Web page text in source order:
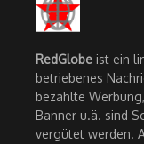
RedGlobe ist ein
betriebenes
bezahlte
Banner u.ä. sind
vergütet werden.